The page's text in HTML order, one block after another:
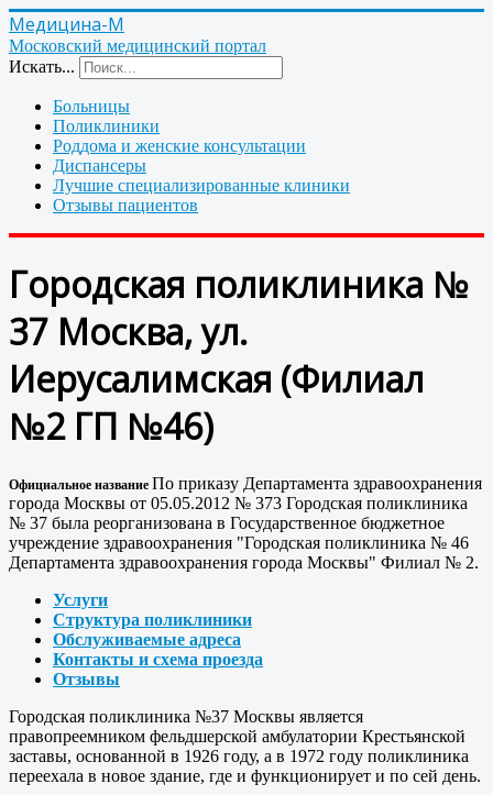
Медицина-М
Московский медицинский портал
Искать...
Больницы
Поликлиники
Роддома и женские консультации
Диспансеры
Лучшие специализированные клиники
Отзывы пациентов
Городская поликлиника №
37 Москва, ул.
Иерусалимская (Филиал
№2 ГП №46)
Официальное название По приказу Департамента здравоохранения
города Москвы от 05.05.2012 № 373 Городская поликлиника
№ 37 была реорганизована в Государственное бюджетное
учреждение здравоохранения "Городская поликлиника № 46
Департамента здравоохранения города Москвы" Филиал № 2.
Услуги
Структура поликлиники
Обслуживаемые адреса
Контакты и схема проезда
Отзывы
Городская поликлиника №37 Москвы является
правопреемником фельдшерской амбулатории Крестьянской
заставы, основанной в 1926 году, а в 1972 году поликлиника
переехала в новое здание, где и функционирует и по сей день.